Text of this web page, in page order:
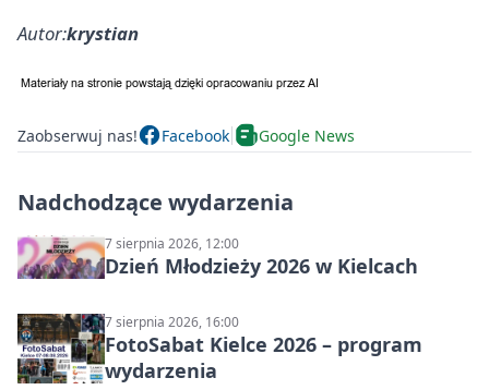
Autor:krystian
Zaobserwuj nas! Facebook Google News
Nadchodzące wydarzenia
7 sierpnia 2026, 12:00
Dzień Młodzieży 2026 w Kielcach
7 sierpnia 2026, 16:00
FotoSabat Kielce 2026 – program
wydarzenia